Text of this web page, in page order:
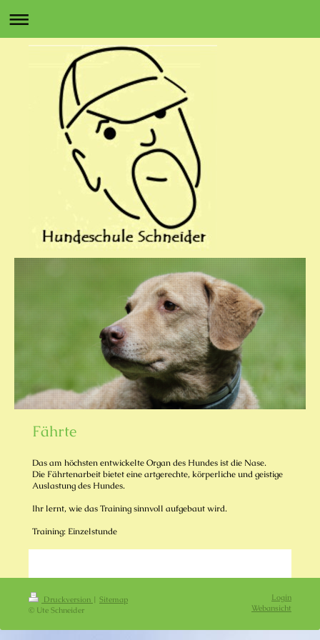
Fährte
Das am höchsten entwickelte Organ des Hundes ist die Nase.
Die Fährtenarbeit bietet eine artgerechte, körperliche und geistige
Auslastung des Hundes.
Ihr lernt, wie das Training sinnvoll aufgebaut wird.
Training: Einzelstunde
Druckversion | Sitemap
© Ute Schneider
Login
Webansicht